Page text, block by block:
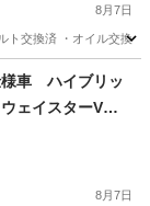
8月7日
ト交換済 ・オイル交換
車 ハイブリッ
ェイスターVセ
ィ HFC26 NISS
8月7日